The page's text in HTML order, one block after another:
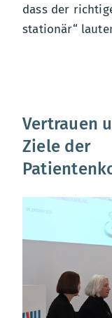
dass der
stationär“
Vertrauen
Ziele der